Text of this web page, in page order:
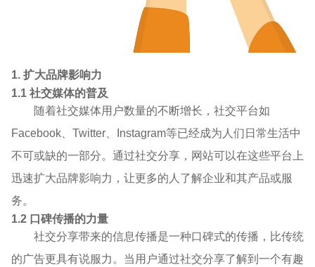
1. 扩大品牌影响力
1.1 社交媒体的普及
随着社交媒体用户数量的不断增长，社交平台如
Facebook、Twitter、Instagram等已经成为人们日常生活中
不可或缺的一部分。通过社交分享，网站可以在这些平台上
迅速扩大品牌影响力，让更多的人了解企业和其产品或服
务。
1.2 口碑传播的力量
社交分享带来的信息传播是一种口碑式的传播，比传统
的广告更具有说服力。当用户通过社交分享了解到一个有趣